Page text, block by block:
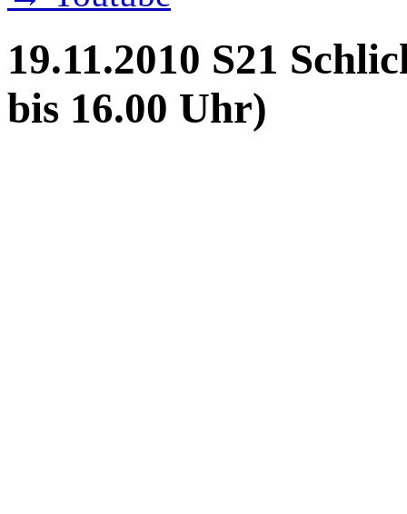
19.11.2010 S21
bis 16.00 Uhr)